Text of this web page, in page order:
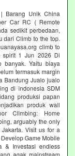
Barang Unik China
Car RC ( Remote
sedikit perbedaan,
dari Climb to the top.
climb to
1 Jun 2026 Di
banyak. Yaitu biaya
termasuk margin
Bandung Jualo jualo
di indonesia SDM
produksi papan
produk wall
Climbing: Home
arguably the only
Visit us for a
Game Mobile
& Investasi endless
agak mainstream